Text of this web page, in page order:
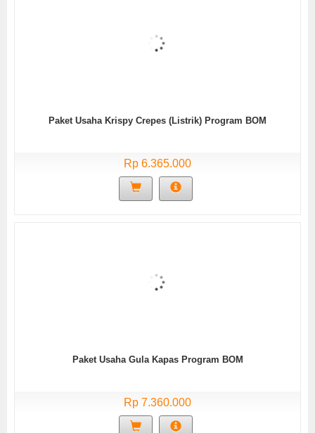
Paket Usaha Krispy Crepes (Listrik) Program BOM
Rp 6.365.000
Paket Usaha Gula Kapas Program BOM
Rp 7.360.000